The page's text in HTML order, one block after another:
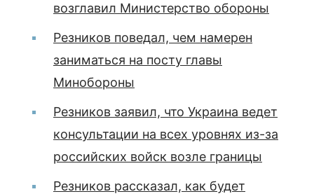
возглавил Министерство обороны
Резников поведал, чем намерен
заниматься на посту главы
Минобороны
Резников заявил, что Украина ведет
консультации на всех уровнях из-за
российских войск возле границы
Резников рассказал, как будет